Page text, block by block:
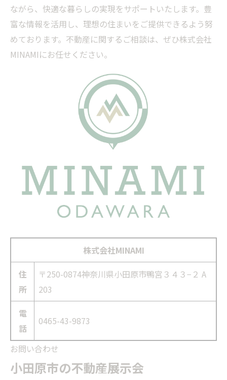
ながら、快適な暮らしの実現をサポートいたします。豊
富な情報を活用し、理想の住まいをご提供できるよう努
めております。不動産に関するご相談は、ぜひ株式会社
MINAMIにお任せください。
株式会社MINAMI
住
所
〒250-0874神奈川県小田原市鴨宮３４３−２ A
203
電
話
0465-43-9873
お問い合わせ
小田原市の不動産展示会